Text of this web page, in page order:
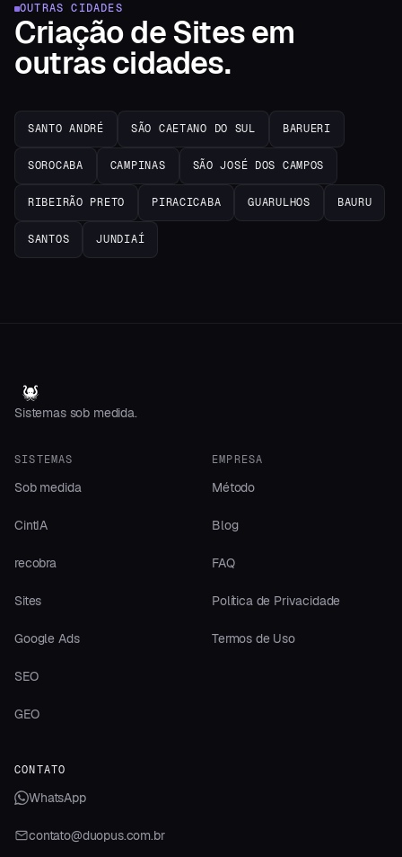
OUTRAS CIDADES
Criação de Sitesem
outras cidades.
SANTO ANDRÉ SÃO CAETANO DO SUL BARUERI
SOROCABA CAMPINAS SÃO JOSÉ DOS CAMPOS
RIBEIRÃO PRETO PIRACICABA GUARULHOS BAURU
SANTOS JUNDIAÍ
Sistemas sob medida.
SISTEMAS
Sob medida
CintIA
recobra
Sites
Google Ads
SEO
GEO
EMPRESA
Método
Blog
FAQ
Política de Privacidade
Termos de Uso
CONTATO
WhatsApp
contato@duopus.com.br